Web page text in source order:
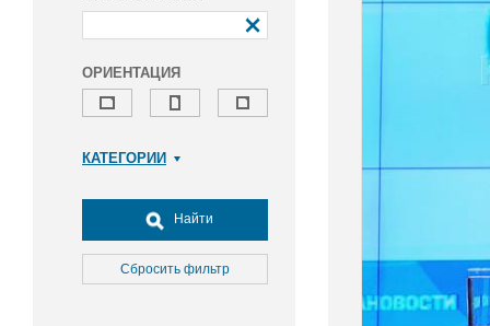
ОРИЕНТАЦИЯ
КАТЕГОРИИ
Досуг, туризм и отдых
Культура
Медицина
Найти
Сбросить фильтр